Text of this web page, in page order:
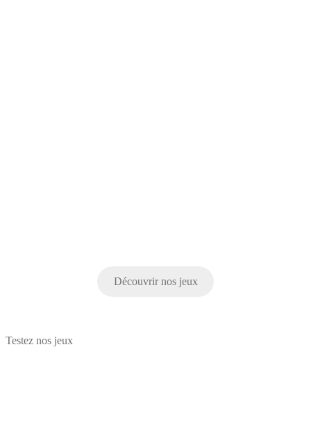
Découvrir nos jeux
Testez nos jeux